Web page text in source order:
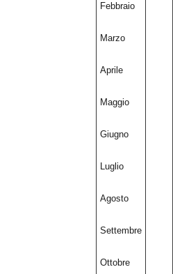
Febbraio
Marzo
Aprile
Maggio
Giugno
Luglio
Agosto
Settembre
Ottobre